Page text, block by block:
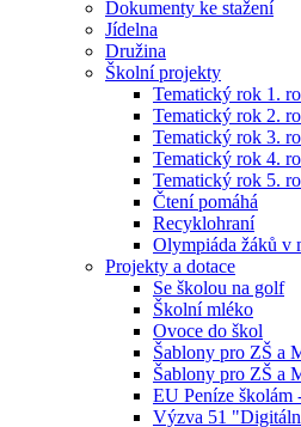
Dokumenty ke stažení
Jídelna
Družina
Školní projekty
Tematický rok 1.
Tematický rok 2.
Tematický rok 3.
Tematický rok 4.
Tematický rok 5.
Čtení pomáhá
Recyklohraní
Olympiáda žáků v
Projekty a dotace
Se školou na golf
Školní mléko
Ovoce do škol
Šablony pro ZŠ a
Šablony pro ZŠ a
EU Peníze
Výzva 51